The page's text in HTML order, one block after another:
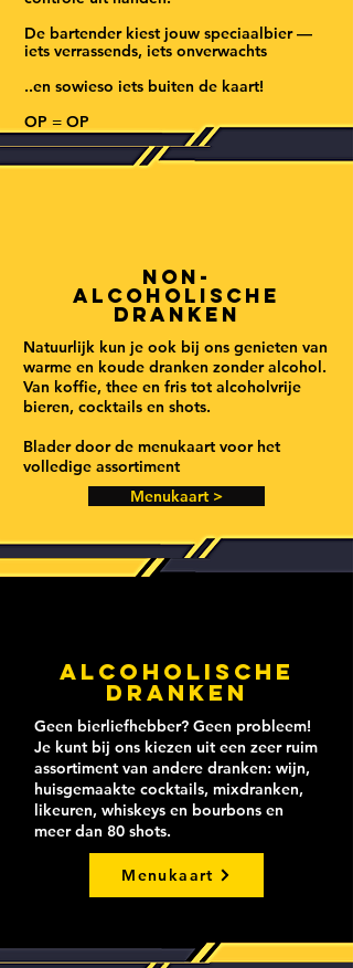
De bartender kiest jouw speciaalbier —
iets verrassends, iets onverwachts
..en sowieso iets buiten de kaart!
OP = OP
Non-
alcoholische
Dranken
Natuurlijk kun je ook bij ons genieten van
warme en koude dranken zonder alcohol.
Van koffie, thee en fris tot alcoholvrije
bieren, cocktails en shots.
Blader door de menukaart voor het
volledige assortiment
Menukaart >
Alcoholische
dranken
Geen bierliefhebber? Geen probleem!
Je kunt bij ons kiezen uit een zeer ruim
assortiment van andere dranken: wijn,
huisgemaakte cocktails, mixdranken,
likeuren, whiskeys en bourbons en
meer dan 80 shots.
Menukaart